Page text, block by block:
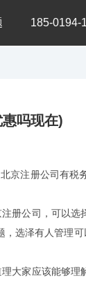
185-0194-
吗现在)
京注册公司有税
册公司，可以选
选泽有人管理可
大家应该能够理